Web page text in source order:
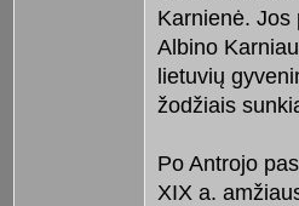
Karnienė. Jos
Albino
lietuvių
žodžiais
Po Antrojo
XIX a.